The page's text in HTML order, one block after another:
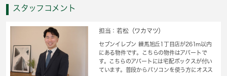
スタッフコメント
担当：若松（ワカマツ）
セブンイレブン 練馬旭丘1丁目店が261m以内
にある物件です。こちらの物件はアパートで
す。こちらのアパートには宅配ボックスが付い
ています。普段からパソコンを使う方にオスス